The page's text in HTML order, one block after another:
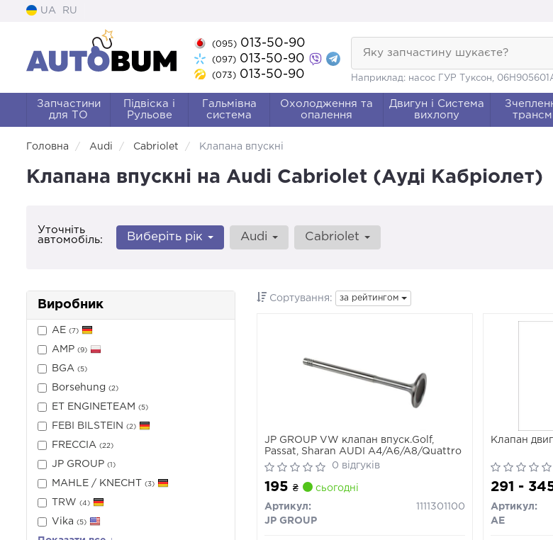
UA RU
(095)013-50-90
(097)013-50-90
(073)013-50-90
Яку запчастину шукаєте?
Наприклад: насос ГУР Туксон,
Запчастини
для ТО
Підвіска і
Рульове
Гальмівна
система
Охолодження та
опалення
Двигун і Система
вихлопу
Головна Audi Cabriolet Клапана впускні
Клапана впускні на Audi Cabriolet (Ауді Кабріолет)
Уточніть
автомобіль:
Виберіть рік Audi Cabriolet
Виробник
AE (7)
AMP (9)
BGA (5)
Borsehung (2)
ET ENGINETEAM (5)
FEBI BILSTEIN (2)
FRECCIA (22)
JP GROUP (1)
MAHLE / KNECHT (3)
TRW (4)
Vika (5)
Сортування: за рейтингом
JP GROUP VW клапан впуск.Golf,
Passat, Sharan AUDI A4/A6/A8/Quattro
0 відгуків
195 ₴ сьогодні
Артикул:
1111301100
JP GROUP
Клапан
291 -
Артикул:
AE